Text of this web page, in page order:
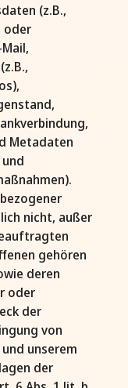
(z.B.,
oder
Metadaten
nicht, außer
gehören
deren
oder
der
von
unserem
der